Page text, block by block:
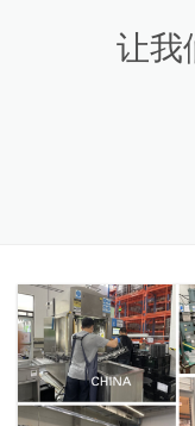
让我